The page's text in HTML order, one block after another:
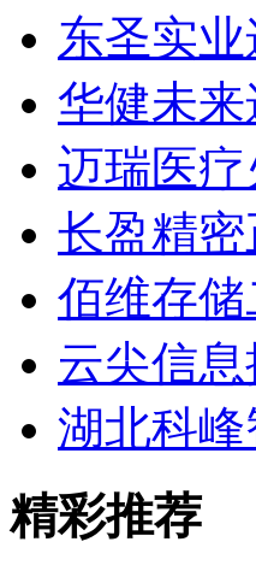
东圣实
华健未
迈瑞医
长盈精
佰维存
云尖信
湖北科
精彩推荐